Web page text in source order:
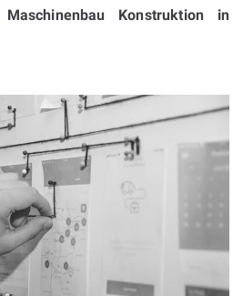
Maschinenbau Konstruktion in